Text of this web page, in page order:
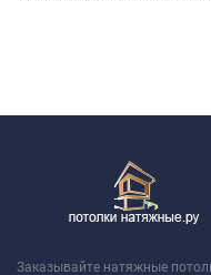
Заказывайте натяжные